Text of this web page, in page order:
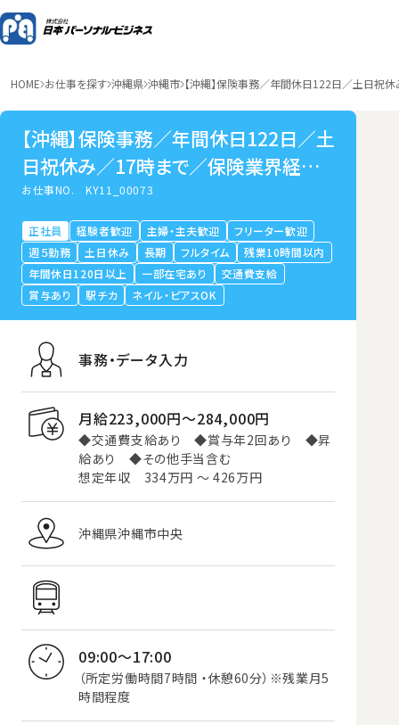
HOME お仕事を探す 沖縄県 沖縄市 【沖縄】保険事務／年間休日122日／土日祝
【沖縄】保険事務／年間休日122日／土
日祝休み／17時まで／保険業界経験
活かせる
お仕事NO.KY11_00073
正社員 経験者歓迎 主婦・主夫歓迎
フリーター歓迎
週５勤務
土日休み 長期 フルタイム
残業10時間以内
年間休日120日以上
一部在宅あり
交通費支給
賞与あり
駅チカ ネイル・ピアスOK
事務・データ入力
月給223,000円〜284,000円
◆交通費支給あり ◆賞与年2回あり ◆昇
給あり ◆その他手当含む
想定年収 334万円 ～ 426万円
沖縄県沖縄市中央
09:00～17:00
（所定労働時間7時間 ・休憩60分）※残業月5
時間程度